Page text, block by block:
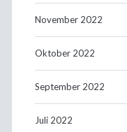
November 2022
Oktober 2022
September 2022
Juli 2022